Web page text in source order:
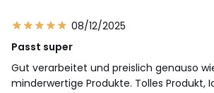
08/12/2025
Passt super
Gut verarbeitet und preislich genauso
minderwertige Produkte. Tolles Produkt,